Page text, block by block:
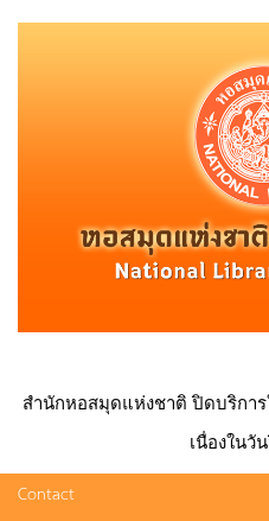
สำนักหอสมุดแห่งชาติ ปิดบริกา
เนื่องในวั
Contact